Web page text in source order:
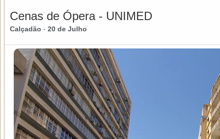
Cenas de Ópera - UNIMED
Calçadão -20 de Julho